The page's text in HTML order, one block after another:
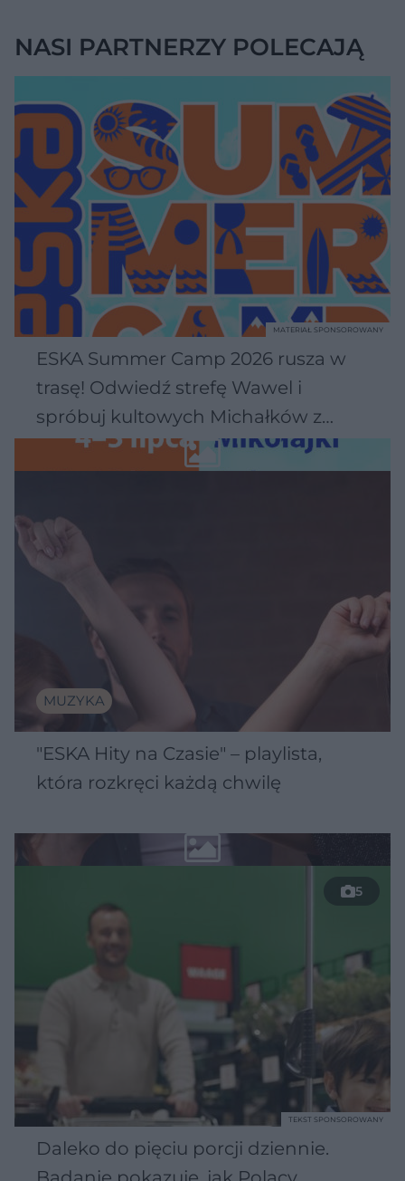
NASI PARTNERZY POLECAJĄ
ESKA Summer Camp 2026 rusza w
trasę! Odwiedź strefę Wawel i
spróbuj kultowych Michałków z
Wawelu
MATERIAŁ SPONSOROWANY
MUZYKA
"ESKA Hity na Czasie" – playlista,
która rozkręci każdą chwilę
5
Daleko do pięciu porcji dziennie.
TEKST SPONSOROWANY